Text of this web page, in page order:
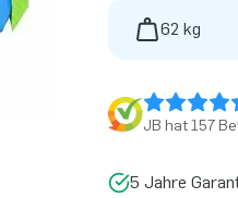
62 kg
JB hat 157
5 Jahre